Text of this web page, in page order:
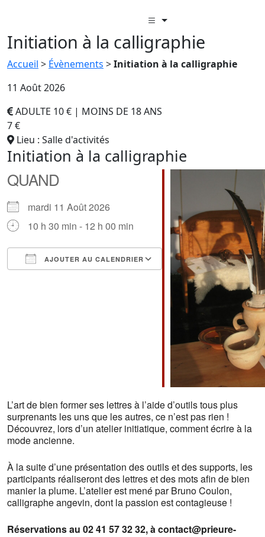
Initiation à la calligraphie
Accueil > Évènements >Initiation à la calligraphie
11 Août 2026
ADULTE 10 € | MOINS DE 18 ANS
7 €
Lieu : Salle d'activités
Initiation à la calligraphie
QUAND
mardi 11 Août 2026
10 h 30 min - 12 h 00 min
AJOUTER AU CALENDRIER
Outlook Live
L’art de bien former ses lettres à l’aide d’outils tous plus
surprenants les uns que les autres, ce n’est pas rien !
Découvrez, lors d’un atelier initiatique, comment écrire à la
mode ancienne.
À la suite d’une présentation des outils et des supports, les
participants réaliseront des lettres et des mots afin de bien
manier la plume. L’atelier est mené par Bruno Coulon,
calligraphe angevin, dont la passion est contagieuse !
Réservations au 02 41 57 32 32, à contact@prieure-